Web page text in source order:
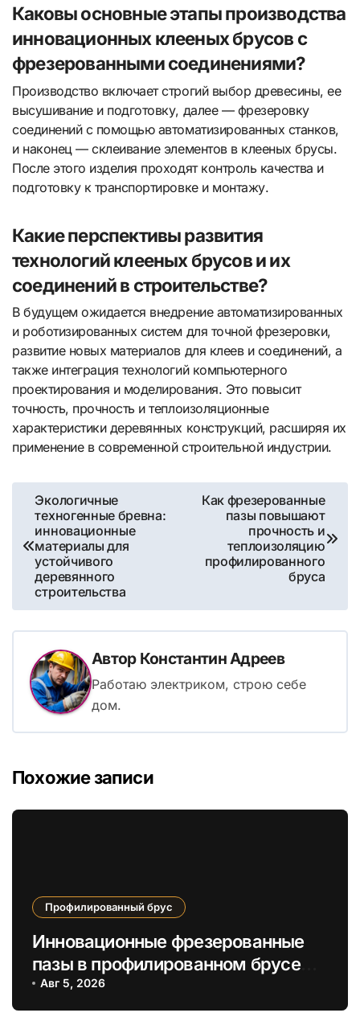
Каковы основные этапы производства
инновационных клееных брусов с
фрезерованными соединениями?
Производство включает строгий выбор древесины, ее
высушивание и подготовку, далее — фрезеровку
соединений с помощью автоматизированных станков,
и наконец — склеивание элементов в клееных брусы.
После этого изделия проходят контроль качества и
подготовку к транспортировке и монтажу.
Какие перспективы развития
технологий клееных брусов и их
соединений в строительстве?
В будущем ожидается внедрение автоматизированных
и роботизированных систем для точной фрезеровки,
развитие новых материалов для клеев и соединений, а
также интеграция технологий компьютерного
проектирования и моделирования. Это повысит
точность, прочность и теплоизоляционные
характеристики деревянных конструкций, расширяя их
применение в современной строительной индустрии.
Навигация
по
записям
Экологичные
техногенные бревна:
инновационные
материалы для
устойчивого
деревянного
строительства
Как фрезерованные
пазы повышают
прочность и
теплоизоляцию
профилированного
бруса
Автор Константин Адреев
Работаю электриком, строю себе
дом.
Похожие записи
Профилированный брус
Инновационные фрезерованные
пазы в профилированном брусе
для усиленной теплоизоляции и
усадки
Авг 5, 2026